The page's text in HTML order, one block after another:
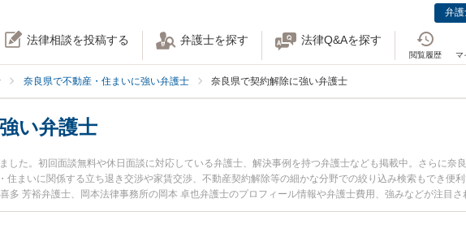
弁護
法律相談を投稿する 弁護士を探す 法律Q&Aを探す
閲覧履歴 マ
奈良県で不動産・住まいに強い弁護士 奈良県で契約解除に強い弁護士
い弁護士
した。初回面談無料や休日面談に対応している弁護士、解決事例を持つ弁護士なども掲載中。さらに奈
まいに関係する立ち退き交渉や家賃交渉、不動産契約解除等の細かな分野での絞り込み検索もでき便
多 芳裕弁護士、岡本法律事務所の岡本 卓也弁護士のプロフィール情報や弁護士費用、強みなどが注目さ
を今すぐに弁護士に相談したい』『不動産契約解除のトラブル解決の実績豊富な近くの弁護士を検索し
に相談予約したい』などでお困りの相談者さんにおすすめです。